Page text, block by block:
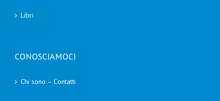
Libri
CONOSCIAMOCI
Chi sono – Contatti